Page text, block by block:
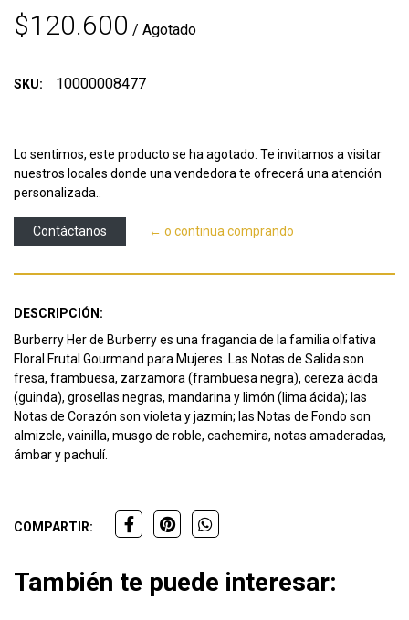
$120.600 / Agotado
SKU: 10000008477
Lo sentimos, este producto se ha agotado. Te invitamos a visitar
nuestros locales donde una vendedora te ofrecerá una atención
personalizada..
Contáctanos ← o continua comprando
DESCRIPCIÓN:
Burberry Her de Burberry es una fragancia de la familia olfativa
Floral Frutal Gourmand para Mujeres. Las Notas de Salida son
fresa, frambuesa, zarzamora (frambuesa negra), cereza ácida
(guinda), grosellas negras, mandarina y limón (lima ácida); las
Notas de Corazón son violeta y jazmín; las Notas de Fondo son
almizcle, vainilla, musgo de roble, cachemira, notas amaderadas,
ámbar y pachulí.
COMPARTIR:
También te puede interesar: